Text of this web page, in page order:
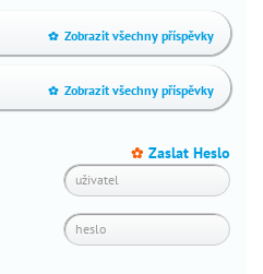
_ Zobrazit všechny příspěvky
_ Zobrazit všechny příspěvky
_ Zaslat Heslo